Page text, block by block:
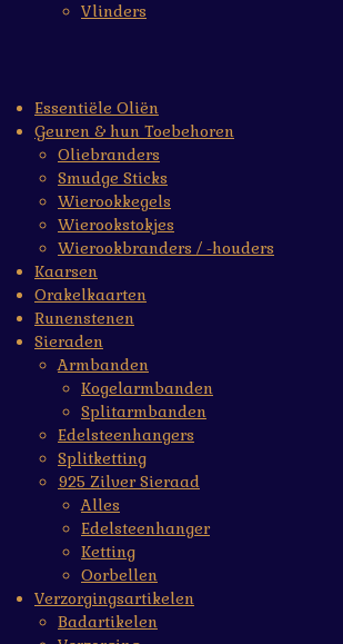
Vlinders
Essentiële Oliën
Geuren & hun Toebehoren
Oliebranders
Smudge Sticks
Wierookkegels
Wierookstokjes
Wierookbranders / -houders
Kaarsen
Orakelkaarten
Runenstenen
Sieraden
Armbanden
Kogelarmbanden
Splitarmbanden
Edelsteenhangers
Splitketting
925 Zilver Sieraad
Alles
Edelsteenhanger
Ketting
Oorbellen
Verzorgingsartikelen
Badartikelen